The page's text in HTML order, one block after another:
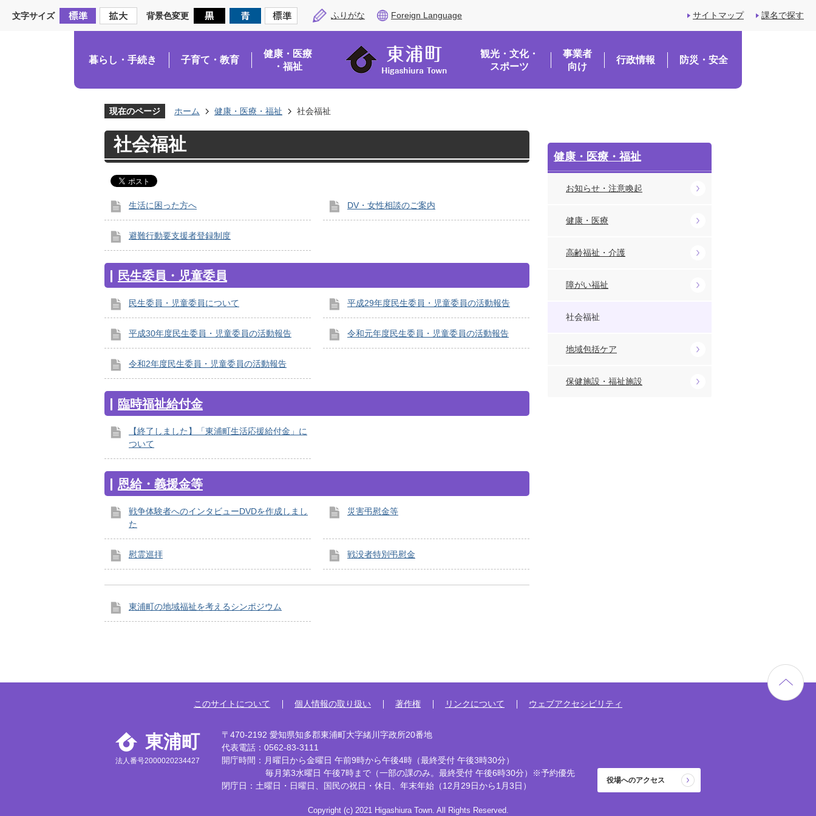
文字サイズ 背景色変更 ふりがな Foreign Language サイトマップ 課名で探す
暮らし・手続き 子育て・教育
健康・医療
・福祉
観光・文化・
スポーツ
事業者
向け
行政情報 防災・安全
現在のページ ホーム 健康・医療・福祉 社会福祉
社会福祉
生活に困った方へ DV・女性相談のご案内
避難行動要支援者登録制度
民生委員・児童委員
民生委員・児童委員について 平成29年度民生委員・児童委員の活動報告
平成30年度民生委員・児童委員の活動報告 令和元年度民生委員・児童委員の活動報告
令和2年度民生委員・児童委員の活動報告
臨時福祉給付金
【終了しました】「東浦町生活応援給付金」に
ついて
恩給・義援金等
戦争体験者へのインタビューDVDを作成しまし
た
災害弔慰金等
慰霊巡拝 戦没者特別弔慰金
東浦町の地域福祉を考えるシンポジウム
健康・医療・福祉
お知らせ・注意喚起
健康・医療
高齢福祉・介護
障がい福祉
社会福祉
地域包括ケア
保健施設・福祉施設
このサイトについて 個人情報の取り扱い 著作権 リンクについて ウェブアクセシビリティ
東浦町
法人番号2000020234427
〒470-2192 愛知県知多郡東浦町大字緒川字政所20番地
代表電話：0562-83-3111
開庁時間：月曜日から金曜日 午前9時から午後4時 （最終受付 午後3時30分）
毎月第3水曜日 午後7時まで （一部の課のみ。最終受付 午後6時30分）※予約優先
閉庁日：土曜日・日曜日、国民の祝日・休日、年末年始（12月29日から1月3日）
役場へのアクセス
Copyright (c) 2021 Higashiura Town. All Rights Reserved.